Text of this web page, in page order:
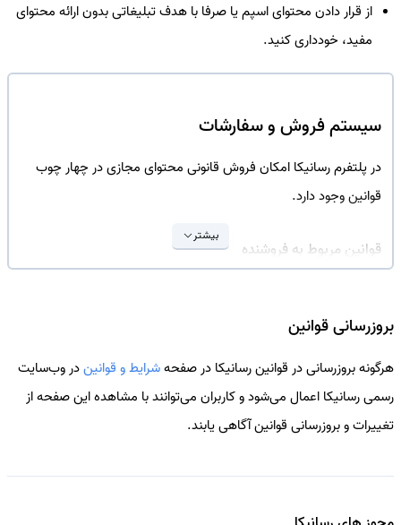
از قرار دادن محتوای اسپم یا صرفا با هدف تبلیغاتی بدون ارائه محتوای
مفید، خودداری کنید.
سیستم فروش و سفارشات
در پلتفرمرسانیکا امکان فروش قانونی محتوای مجازی در چهار چوب
قوانین وجود دارد.
قوانین مربوط به فروشنده
کرده باشد.
برای تسویه درآمد، فروشنده باید اطلاعات خود را در بخش
تنظیمات
حساب خودش تکمیل کرده باشد.
باتوجه به اینکه7روز تضمین بازگشت وجه برای کاربران وجود دارد،
وجود خواهد داشت.
کارمزد
رسانیکا
بیشتر
بروزرسانی قوانین
هرگونه بروزرسانی در قوانینرسانیکا در صفحهشرایط و قوانیندر وب‌سایت
رسمیرسانیکا اعمال می‌شود و کاربران می‌توانند با مشاهده این صفحه از
تغییرات و بروزرسانی قوانین آگاهی یابند.